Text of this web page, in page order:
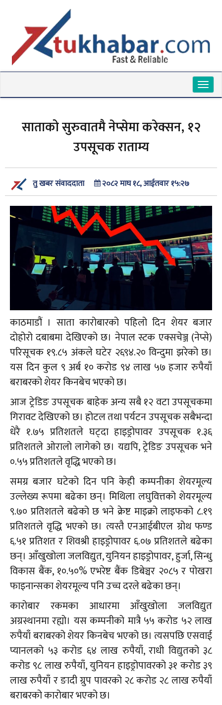
साताको सुरुवातमै नेप्सेमा करेक्सन, १२
उपसूचक राताम्य
तु खबर संवाददाता २०८२ माघ १८, आईतवार १५:२७
काठमाडौं । साता कारोबारको पहिलो दिन शेयर बजार
दोहोरो दबाबमा देखिएको छ। नेपाल स्टक एक्सचेञ्ज (नेप्से)
परिसूचक १९.८५ अंकले घटेर २६९४.२० विन्दुमा झरेको छ।
यस दिन कुल ९ अर्ब १० करोड ९४ लाख ५७ हजार रुपैयाँ
बराबरको शेयर किनबेच भएको छ।
आज ट्रेडिङ उपसूचक बाहेक अन्य सबै १२ वटा उपसूचकमा
गिरावट देखिएको छ। होटल तथा पर्यटन उपसूचक सबैभन्दा
धेरै १.७५ प्रतिशतले घट्दा हाइड्रोपावर उपसूचक १.३६
प्रतिशतले ओरालो लागेको छ। यद्यपि, ट्रेडिङ उपसूचक भने
०.५५ प्रतिशतले वृद्धि भएको छ।
समग्र बजार घटेको दिन पनि केही कम्पनीका शेयरमूल्य
उल्लेख्य रूपमा बढेका छन्। मिथिला लघुवित्तको शेयरमूल्य
९.७० प्रतिशतले बढेको छ भने क्रेष्ट माइक्रो लाइफको ८.१९
प्रतिशतले वृद्धि भएको छ। त्यस्तै एनआईबीएल ग्रोथ फण्ड
६.५१ प्रतिशत र शिवश्री हाइड्रोपावर ६.०७ प्रतिशतले बढेका
छन्। आँखुखोला जलविद्युत, युनियन हाइड्रोपावर, हुर्जा, सिन्धु
विकास बैंक, १०.५०% एभरेष्ट बैंक डिबेञ्चर २०८५ र पोखरा
फाइनान्सका शेयरमूल्य पनि उच्च दरले बढेका छन्।
कारोबार रकमका आधारमा आँखुखोला जलविद्युत
अग्रस्थानमा रह्यो। यस कम्पनीको मात्रै ५५ करोड ५२ लाख
रुपैयाँ बराबरको शेयर किनबेच भएको छ। त्यसपछि एसवाई
प्यानलको ५३ करोड ६४ लाख रुपैयाँ, राधी विद्युतको ३८
करोड ९८ लाख रुपैयाँ, युनियन हाइड्रोपावरको ३१ करोड ३९
लाख रुपैयाँ र ङादी ग्रुप पावरको २८ करोड २८ लाख रुपैयाँ
बराबरको कारोबार भएको छ।